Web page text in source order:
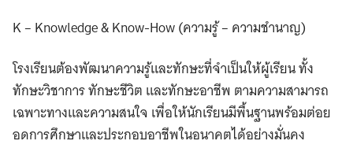
K – Knowledge & Know-How (ความรู้ – ความชำนาญ)
โรงเรียนต้องพัฒนาความรู้และทักษะที่จำเป็นให้ผู้เรียน ทั้ง
ทักษะวิชาการ ทักษะชีวิต และทักษะอาชีพ ตามความสามารถ
เฉพาะทางและความสนใจ เพื่อให้นักเรียนมีพื้นฐานพร้อมต่อย
อดการศึกษาและประกอบอาชีพในอนาคตได้อย่างมั่นคง